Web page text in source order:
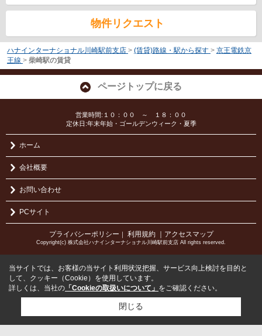
物件リクエスト
ハナインターナショナル川崎駅前支店 > (賃貸)路線・駅から探す > 京王電鉄京
王線 > 柴崎駅の賃貸
ページトップに戻る
営業時間:１０：００ ～ １８：００
定休日:年末年始・ゴールデンウィーク・夏季
ホーム
会社概要
お問い合わせ
PCサイト
プライバシーポリシー ｜ 利用規約 ｜アクセスマップ
Copyright(c) 株式会社ハナインターナショナル川崎駅前支店 All rights reserved.
当サイトでは、お客様の当サイト利用状況把握、サービス向上検討を目的と
して、クッキー（Cookie）を使用しています。
詳しくは、当社の 「Cookieの取扱いについて」 をご確認ください。
閉じる